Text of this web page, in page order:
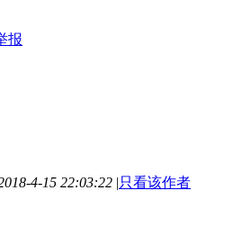
报
4-15 22:03:22 |只看该作者